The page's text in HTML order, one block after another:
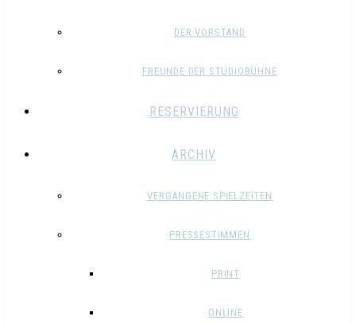
DER VORSTAND
FREUNDE DER STUDIOBÜHNE
RESERVIERUNG
ARCHIV
VERGANGENE SPIELZEITEN
PRESSESTIMMEN
PRINT
ONLINE